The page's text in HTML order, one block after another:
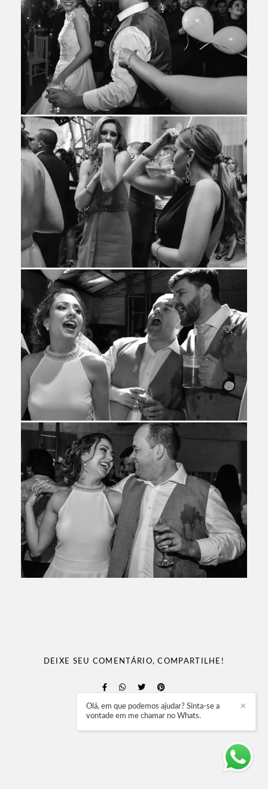
DEIXE SEU COMENTÁRIO, COMPARTILHE!
Solicite seu orçamento
✕
Olá, em que podemos ajudar? Sinta-se a
vontade em me chamar no Whats.